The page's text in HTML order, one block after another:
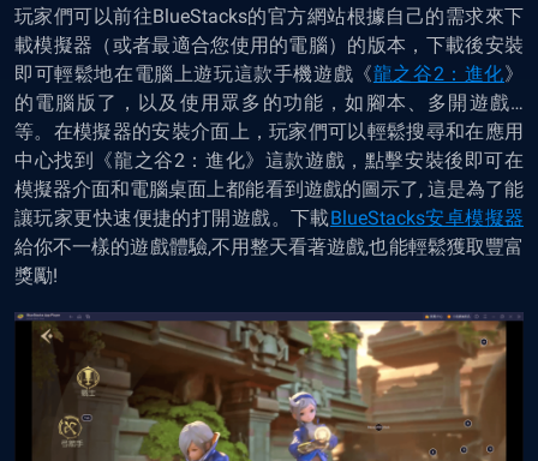
玩家們可以前往BlueStacks的官方網站根據自己的需求來下
載模擬器（或者最適合您使用的電腦）的版本，下載後安裝
即可輕鬆地在電腦上遊玩這款手機遊戲《龍之谷2：進化》
的電腦版了 ，以及使用眾多的功能，如腳本、多開遊戲…
等。在模擬器的安裝介面上，玩家們可以輕鬆搜尋和在應用
中心找到《龍之谷2：進化》這款遊戲，點擊安裝後即可在
模擬器介面和電腦桌面上都能看到遊戲的圖示了, 這是為了能
讓玩家更快速便捷的打開遊戲。下載BlueStacks安卓模擬器
給你不一樣的遊戲體驗,不用整天看著遊戲,也能輕鬆獲取豐富
獎勵!